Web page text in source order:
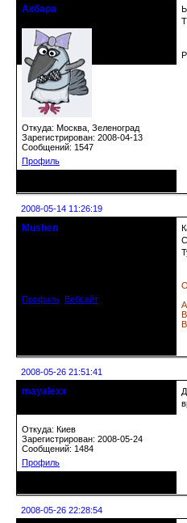
Акбара
Откуда: Москва, Зеленоград
Зарегистрирован: 2008-04-13
Сообщений: 1547
Профиль
2008-05-14 11:26:19
Mushen
Профиль Вебсайт
2008-05-26 21:51:41
mayalexx
Откуда: Киев
Зарегистрирован: 2008-05-24
Сообщений: 1484
Профиль
2008-05-26 22:28:54